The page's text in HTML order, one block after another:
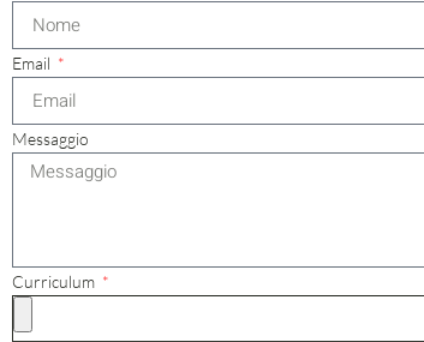
Email
Messaggio
Curriculum